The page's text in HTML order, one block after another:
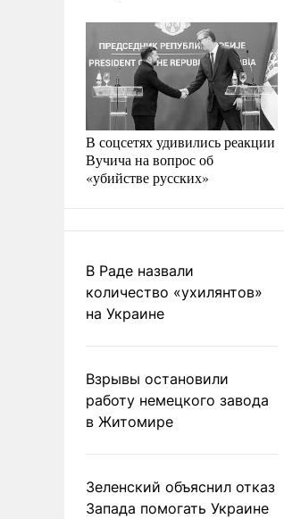
В соцсетях удивились реакции
Вучича на вопрос об
«убийстве русских»
В Раде назвали
количество «ухилянтов»
на Украине
Взрывы остановили
работу немецкого завода
в Житомире
Зеленский объяснил отказ
Запада помогать Украине